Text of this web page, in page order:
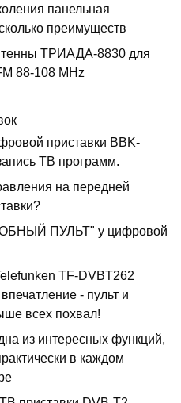
панельная
преимуществ
ТРИАДА-8830 для
88-108 MHz
приставки BBK-
ТВ программ.
на передней
ПУЛЬТ" у цифровой
TF-DVBT262
- пульт и
всех похвал!
из интересных функций,
в каждом